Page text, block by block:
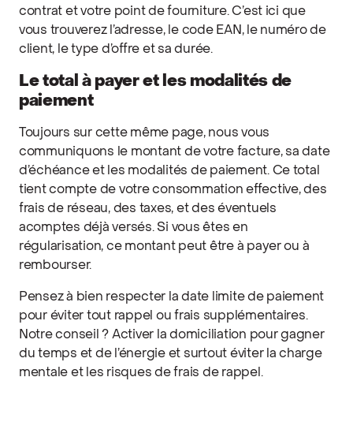
contrat et votre point de fourniture. C’est ici que
vous trouverez l’adresse, le code EAN, le numéro de
client, le type d’offre et sa durée.
Le total à payer et les modalités de
paiement
Toujours sur cette même page, nous vous
communiquons le montant de votre facture, sa date
d’échéance et les modalités de paiement. Ce total
tient compte de votre consommation effective, des
frais de réseau, des taxes, et des éventuels
acomptes déjà versés. Si vous êtes en
régularisation, ce montant peut être à payer ou à
rembourser.
Pensez à bien respecter la date limite de paiement
pour éviter tout rappel ou frais supplémentaires.
Notre conseil ? Activer la domiciliation pour gagner
du temps et de l’énergie et surtout éviter la charge
mentale et les risques de frais de rappel.